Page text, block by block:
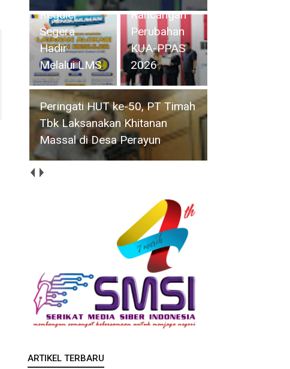
Reguler
Segera
Hadir
Melalui LMS
Rancangan
Perubahan
KUA-PPAS
2026
Peringati HUT ke-50, PT Timah
Tbk Laksanakan Khitanan
Massal di Desa Perayun
ARTIKEL TERBARU